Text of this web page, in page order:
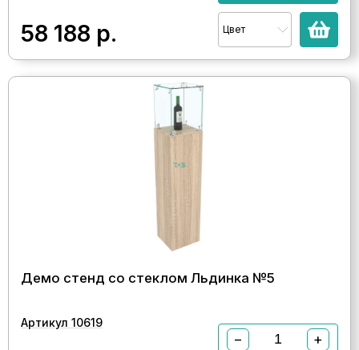
58 188 р. Цвет
Демо стенд со стеклом Льдинка №5
Артикул 10619
− +